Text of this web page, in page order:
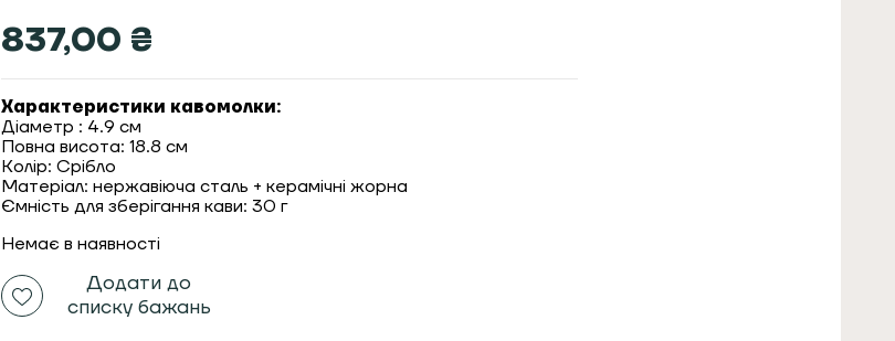
837,00 ₴
Характеристики кавомолки:
Діаметр : 4.9 см
Повна висота: 18.8 см
Колір: Срібло
Матеріал: нержавіюча сталь + керамічні жорна
Ємність для зберігання кави: 30 г
Немає в наявності
Додати до
списку бажань